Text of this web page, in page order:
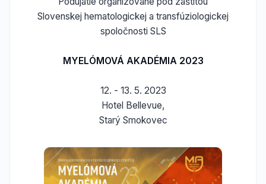
Slovenskej hematologickej a transfúziologickej
spoločnosti SLS
MYELÓMOVÁ AKADÉMIA 2023
12. - 13. 5. 2023
Hotel Bellevue,
Starý Smokovec